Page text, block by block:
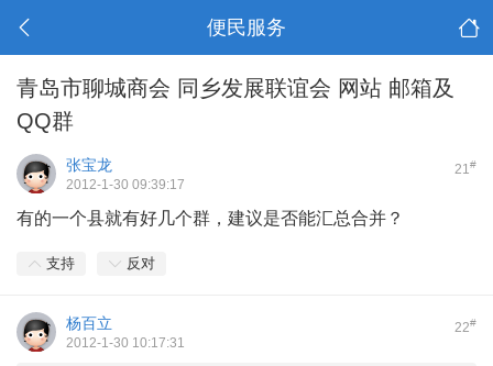
便民服务
青岛市聊城商会 同乡发展联谊会 网站 邮箱及
QQ群
21#
张宝龙
2012-1-30 09:39:17
有的一个县就有好几个群，建议是否能汇总合并？
支持 反对
22#
杨百立
2012-1-30 10:17:31